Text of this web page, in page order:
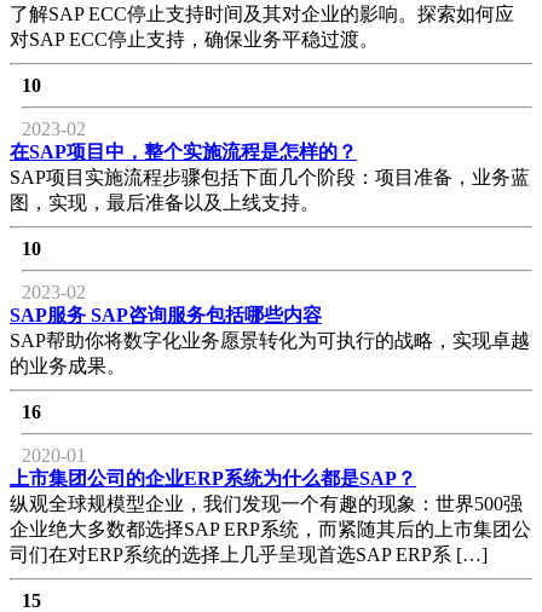
了解SAP ECC停止支持时间及其对企业的影响。探索如何应
对SAP ECC停止支持，确保业务平稳过渡。
10
2023-02
在SAP项目中，整个实施流程是怎样的？
SAP项目实施流程步骤包括下面几个阶段：项目准备，业务蓝
图，实现，最后准备以及上线支持。
10
2023-02
SAP服务 SAP咨询服务包括哪些内容
SAP帮助你将数字化业务愿景转化为可执行的战略，实现卓越
的业务成果。
16
2020-01
上市集团公司的企业ERP系统为什么都是SAP？
纵观全球规模型企业，我们发现一个有趣的现象：世界500强
企业绝大多数都选择SAP ERP系统，而紧随其后的上市集团公
司们在对ERP系统的选择上几乎呈现首选SAP ERP系 […]
15